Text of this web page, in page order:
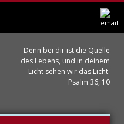
Denn bei dir ist die Quelle
des Lebens, und in deinem
Licht sehen wir das Licht.
Psalm 36, 10